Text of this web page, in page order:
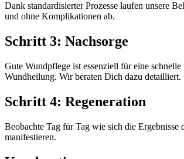
Dank standardisierter Prozesse laufen unsere
und ohne Komplikationen ab.
Schritt 3: Nachsorge
Gute Wundpflege ist essenziell für eine
Wundheilung. Wir beraten Dich dazu detailliert.
Schritt 4: Regeneration
Beobachte Tag für Tag wie sich die Ergebnisse
manifestieren.